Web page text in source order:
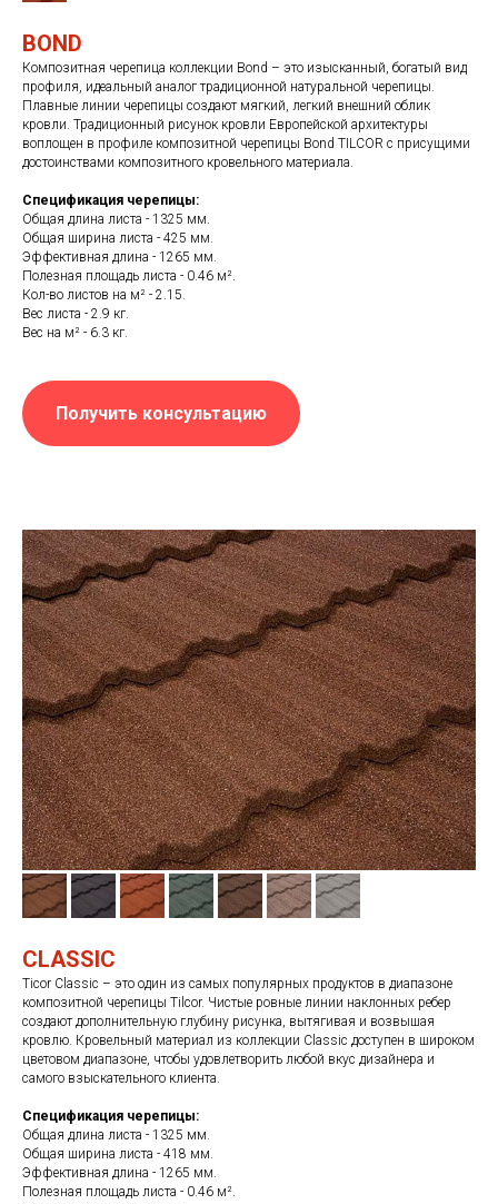
BOND
Композитная черепица коллекции Bond – это изысканный, богатый вид
профиля, идеальный аналог традиционной натуральной черепицы.
Плавные линии черепицы создают мягкий, легкий внешний облик
кровли. Традиционный рисунок кровли Европейской архитектуры
воплощен в профиле композитной черепицы Bond TILCOR с присущими
достоинствами композитного кровельного материала.
Спецификация черепицы:
Общая длина листа - 1325 мм.
Общая ширина листа - 425 мм.
Эффективная длина - 1265 мм.
Полезная площадь листа - 0.46 м².
Кол-во листов на м² - 2.15.
Вес листа - 2.9 кг.
Вес на м² - 6.3 кг.
Получить консультацию
CLASSIC
Ticor Classic – это один из самых популярных продуктов в диапазоне
композитной черепицы Tilcor. Чистые ровные линии наклонных ребер
создают дополнительную глубину рисунка, вытягивая и возвышая
кровлю. Кровельный материал из коллекции Classic доступен в широком
цветовом диапазоне, чтобы удовлетворить любой вкус дизайнера и
самого взыскательного клиента.
Спецификация черепицы:
Общая длина листа - 1325 мм.
Общая ширина листа - 418 мм.
Эффективная длина - 1265 мм.
Полезная площадь листа - 0.46 м².